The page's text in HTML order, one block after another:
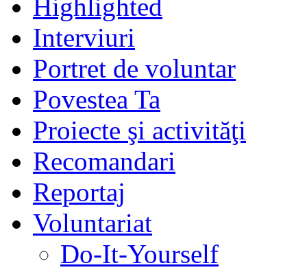
Highlighted
Interviuri
Portret de voluntar
Povestea Ta
Proiecte şi activităţi
Recomandari
Reportaj
Voluntariat
Do-It-Yourself